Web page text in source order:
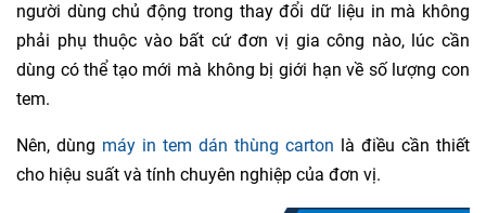
người dùng chủ động trong thay đổi dữ liệu in mà không
phải phụ thuộc vào bất cứ đơn vị gia công nào, lúc cần
dùng có thể tạo mới mà không bị giới hạn về số lượng con
tem.
Nên, dùng máy in tem dán thùng carton là điều cần thiết
cho hiệu suất và tính chuyên nghiệp của đơn vị.